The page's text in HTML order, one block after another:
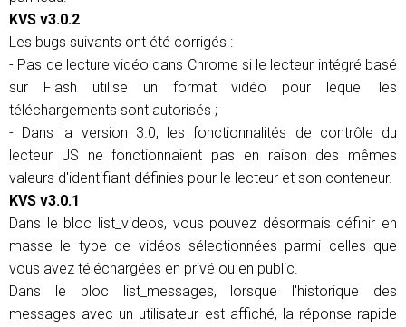
KVS v3.0.2
Les bugs suivants ont été corrigés :
- Pas de lecture vidéo dans Chrome si le lecteur intégré basé
sur Flash utilise un format vidéo pour lequel les
téléchargements sont autorisés ;
- Dans la version 3.0, les fonctionnalités de contrôle du
lecteur JS ne fonctionnaient pas en raison des mêmes
valeurs d'identifiant définies pour le lecteur et son conteneur.
KVS v3.0.1
Dans le bloc list_videos, vous pouvez désormais définir en
masse le type de vidéos sélectionnées parmi celles que
vous avez téléchargées en privé ou en public.
Dans le bloc list_messages, lorsque l'historique des
messages avec un utilisateur est affiché, la réponse rapide